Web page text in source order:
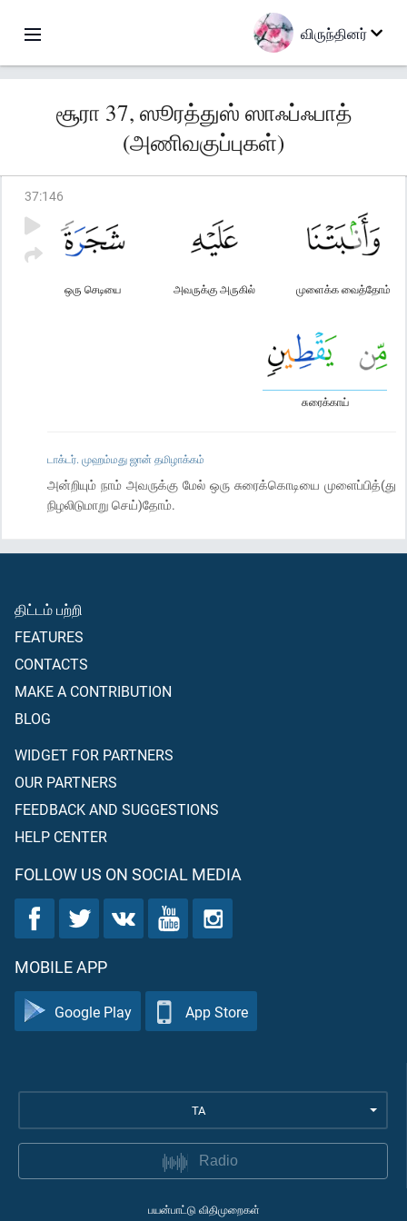
விருந்தினர்
சூரா 37, ஸூரத்துஸ் ஸாஃப்ஃபாத்
(அணிவகுப்புகள்)
37:146
முளைக்க வைத்தோம்
அவருக்கு அருகில்
ஒரு செடியை
சுரைக்காய்
டாக்டர். முஹம்மது ஜான் தமிழாக்கம்
அன்றியும் நாம் அவருக்கு மேல் ஒரு சுரைக்கொடியை முளைப்பித்(து
நிழலிடுமாறு செய்)தோம்.
திட்டம் பற்றி
FEATURES
CONTACTS
MAKE A CONTRIBUTION
BLOG
WIDGET FOR PARTNERS
OUR PARTNERS
FEEDBACK AND SUGGESTIONS
HELP CENTER
FOLLOW US ON SOCIAL MEDIA
MOBILE APP
Google Play App Store
TA
Radio
பயன்பாட்டு விதிமுறைகள்